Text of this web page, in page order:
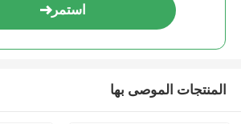
استمر
المنتجات الموصى بها